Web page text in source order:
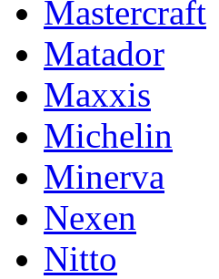
Mastercraft
Matador
Maxxis
Michelin
Minerva
Nexen
Nitto